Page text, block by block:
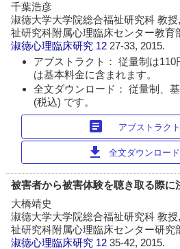
千葉浩彦
淑徳大学大学院総合福祉研究科 教
祉研究科附属心理臨床センター教育
淑徳心理臨床研究 12 27-33, 2015.
アブストラクト： 従量制は110
は基本料金に含まれます。
全文ダウンロード： 従量制、
(税込) です。
article アブストラク
download 全文ダウンロー
被害者から被害体験を聴き取る際に
大橋靖史
淑徳大学大学院総合福祉研究科 教
祉研究科附属心理臨床センター研究
淑徳心理臨床研究 1235-42, 2015.